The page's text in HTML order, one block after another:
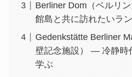
Berliner Dom（ベルリ
館島と共に訪れたいラ
Gedenkstätte Berliner
壁記念施設） — 冷静時
学ぶ